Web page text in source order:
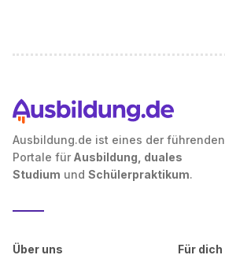
Ausbildung.de ist eines der führenden
Portale für Ausbildung, duales
Studium und Schülerpraktikum.
Über uns
Für dich